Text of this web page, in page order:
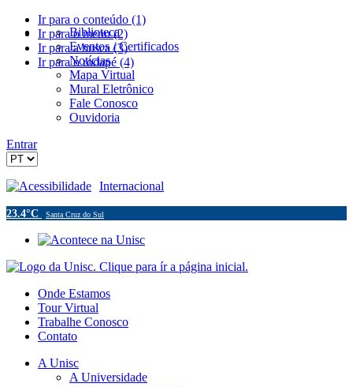
Ir para o conteúdo (1)
Ir para o menu (2)
Ir para a busca (3)
Ir para o rodapé (4)
Biblioteca
Eventos / Certificados
Notícias
Mapa Virtual
Mural Eletrônico
Fale Conosco
Ouvidoria
Entrar
Acessibilidade Internacional
23.4°C Santa Cruz do Sul
Onde Estamos
Tour Virtual
Trabalhe Conosco
Contato
A Unisc
A Universidade